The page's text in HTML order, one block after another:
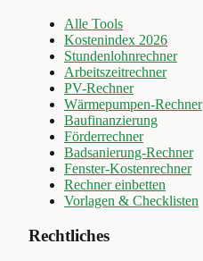
Alle Tools
Kostenindex 2026
Stundenlohnrechner
Arbeitszeitrechner
PV-Rechner
Wärmepumpen-Rechner
Baufinanzierung
Förderrechner
Badsanierung-Rechner
Fenster-Kostenrechner
Rechner einbetten
Vorlagen & Checklisten
Rechtliches